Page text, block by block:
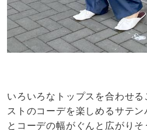
いろいろなトップスを合わせ
ストのコーデを楽しめるサテン
とコーデの幅がぐんと広がり